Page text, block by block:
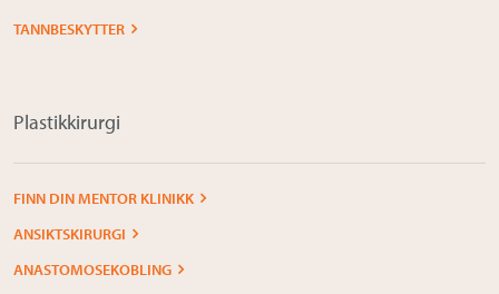
TANNBESKYTTER
Plastikkirurgi
FINN DIN MENTOR KLINIKK
ANSIKTSKIRURGI
ANASTOMOSEKOBLING